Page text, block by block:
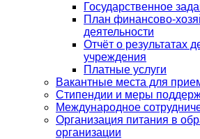
Государственное
План финансово-
деятельности
Отчёт о результатах
учреждения
Платные услуги
Вакантные места для
Стипендии и меры
Международное
Организация питания в
организации